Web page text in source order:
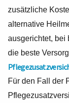
zusätzliche
alternative
ausgerichtet, bei
die beste
Für den Fall der